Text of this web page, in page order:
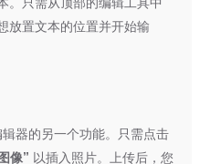
放置文本的位置并开始输
器的另一个功能。只需点击
像” 以插入照片。上传后，您